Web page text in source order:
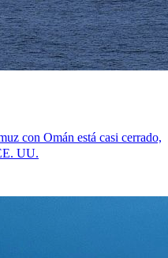
con Omán está casi cerrado,
UU.